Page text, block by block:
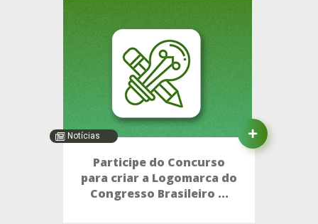
Notícias
Participe do Concurso
para criar a Logomarca do
Congresso Brasileiro ...